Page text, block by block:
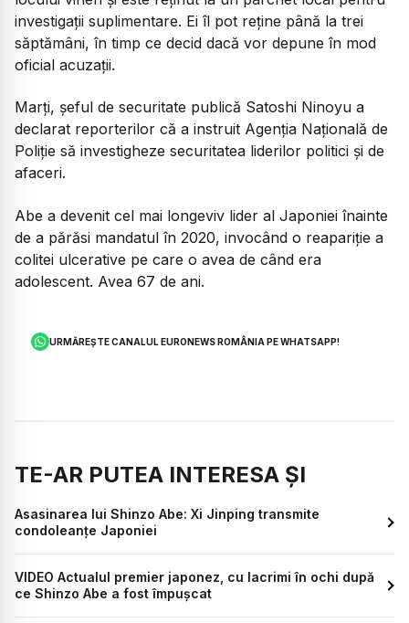
investigații suplimentare. Ei îl pot reține până la trei
săptămâni, în timp ce decid dacă vor depune în mod
oficial acuzații.
Marți, șeful de securitate publică Satoshi Ninoyu a
declarat reporterilor că a instruit Agenția Națională de
Poliție să investigheze securitatea liderilor politici și de
afaceri.
Abe a devenit cel mai longeviv lider al Japoniei înainte
de a părăsi mandatul în 2020, invocând o reapariție a
colitei ulcerative pe care o avea de când era
adolescent. Avea 67 de ani.
URMĂREȘTE CANALUL EURONEWS ROMÂNIA PE WHATSAPP!
TE-AR PUTEA INTERESA ȘI
Asasinarea lui Shinzo Abe: Xi Jinping transmite
condoleanţe Japoniei
VIDEO Actualul premier japonez, cu lacrimi în ochi după
ce Shinzo Abe a fost împușcat